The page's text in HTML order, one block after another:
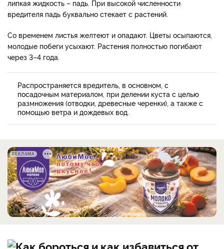
липкая жидкость – падь. При высокой численности
вредителя падь буквально стекает с растений.
Со временем листья желтеют и опадают. Цветы осыпаются,
молодые побеги усыхают. Растения полностью погибают
через 3–4 года.
Распространяется вредитель, в основном, с
посадочным материалом, при делении куста с целью
размножения (отводки, древесные черенки), а также с
помощью ветра и дождевых вод.
РЕКЛАМА